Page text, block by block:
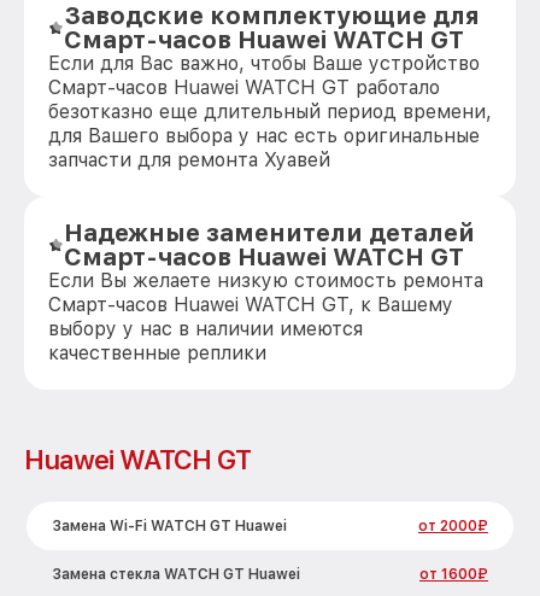
Заводские комплектующие для
Смарт-часов Huawei WATCH GT
Если для Вас важно, чтобы Ваше устройство
Смарт-часов Huawei WATCH GT работало
безотказно еще длительный период времени,
для Вашего выбора у нас есть оригинальные
запчасти для ремонта Хуавей
Надежные заменители деталей
Смарт-часов Huawei WATCH GT
Если Вы желаете низкую стоимость ремонта
Смарт-часов Huawei WATCH GT, к Вашему
выбору у нас в наличии имеются
качественные реплики
Huawei WATCH GT
Замена Wi-Fi WATCH GT Huawei от 2000₽
Замена стекла WATCH GT Huawei от 1600₽